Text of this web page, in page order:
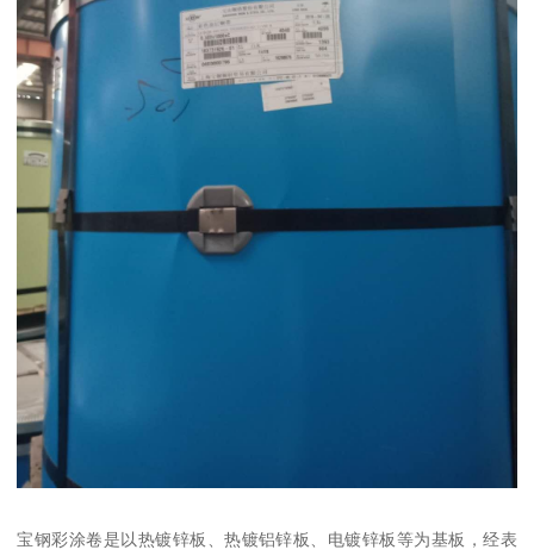
宝钢彩涂卷是以热镀锌板、热镀铝锌板、电镀锌板等为基板，经表